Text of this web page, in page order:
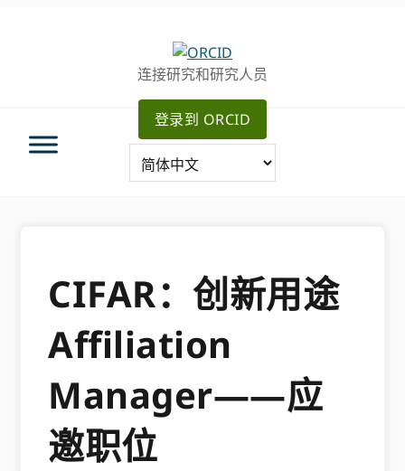
连接研究和研究人员
登录到 ORCID
CIFAR：创新用途
Affiliation
Manager——应
邀职位